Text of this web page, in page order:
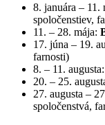
8. januára – 11.
spoločenstiev,
11. – 28. mája:
17. júna – 19.
farnosti)
8. – 11. augusta:
20. – 25.
27. augusta –
spoločenstvá,